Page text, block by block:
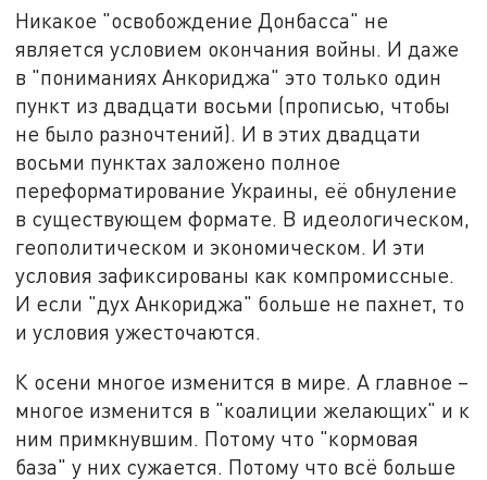
Никакое "освобождение Донбасса" не
является условием окончания войны. И даже
в "пониманиях Анкориджа" это только один
пункт из двадцати восьми (прописью, чтобы
не было разночтений). И в этих двадцати
восьми пунктах заложено полное
переформатирование Украины, её обнуление
в существующем формате. В идеологическом,
геополитическом и экономическом. И эти
условия зафиксированы как компромиссные.
И если "дух Анкориджа" больше не пахнет, то
и условия ужесточаются.
К осени многое изменится в мире. А главное –
многое изменится в "коалиции желающих" и к
ним примкнувшим. Потому что "кормовая
база" у них сужается. Потому что всё больше